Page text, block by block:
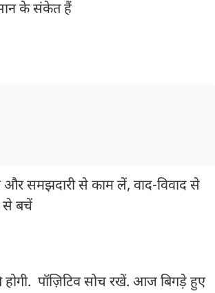
के संकेत हैं
समझदारी से काम लें, वाद-विवाद से
से बचें
होगी. पॉज़िटिव सोच रखें. आज बिगड़े हुए